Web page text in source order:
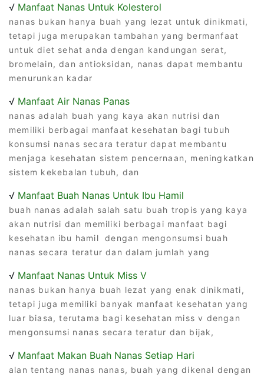
√ Manfaat Nanas Untuk Kolesterol
nanas bukan hanya buah yang lezat untuk dinikmati,
tetapi juga merupakan tambahan yang bermanfaat
untuk diet sehat anda dengan kandungan serat,
bromelain, dan antioksidan, nanas dapat membantu
menurunkan kadar
√ Manfaat Air Nanas Panas
nanas adalah buah yang kaya akan nutrisi dan
memiliki berbagai manfaat kesehatan bagi tubuh
konsumsi nanas secara teratur dapat membantu
menjaga kesehatan sistem pencernaan, meningkatkan
sistem kekebalan tubuh, dan
√ Manfaat Buah Nanas Untuk Ibu Hamil
buah nanas adalah salah satu buah tropis yang kaya
akan nutrisi dan memiliki berbagai manfaat bagi
kesehatan ibu hamil dengan mengonsumsi buah
nanas secara teratur dan dalam jumlah yang
√ Manfaat Nanas Untuk Miss V
nanas bukan hanya buah lezat yang enak dinikmati,
tetapi juga memiliki banyak manfaat kesehatan yang
luar biasa, terutama bagi kesehatan miss v dengan
mengonsumsi nanas secara teratur dan bijak,
√ Manfaat Makan Buah Nanas Setiap Hari
alan tentang nanas nanas, buah yang dikenal dengan